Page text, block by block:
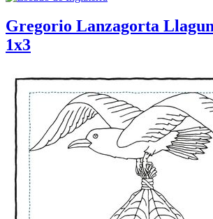
Gregorio Lanzagorta
1x3